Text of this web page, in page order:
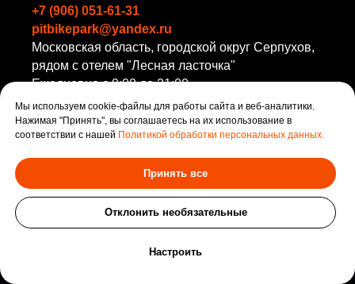
Оставить заявку
+7 (906) 051-61-31
pitbikepark@yandex.ru
Московская область, городской округ Серпухов,
рядом с отелем "Лесная ласточка"
Ежедневно с 9:00 до 21:00
>>Перейти в Яндекс.Навигатор
Мы используем cookie-файлы для работы сайта и веб-аналитики.
Нажимая "Принять", вы соглашаетесь на их использование в
соответствии с нашей Политикой обработки персональных данных.
Принять все
Отклонить необязательные
Настроить